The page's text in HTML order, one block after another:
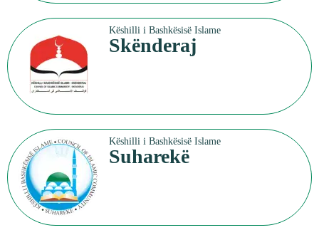
Këshilli i Bashkësisë Islame
Skënderaj
Këshilli i Bashkësisë Islame
Suharekë